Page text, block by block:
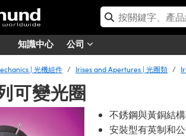
知識中心 公司
| 光機組件 Irises and Apertures | 光圈類
可變光圈
不銹鋼與黃銅結
安裝型有英制和